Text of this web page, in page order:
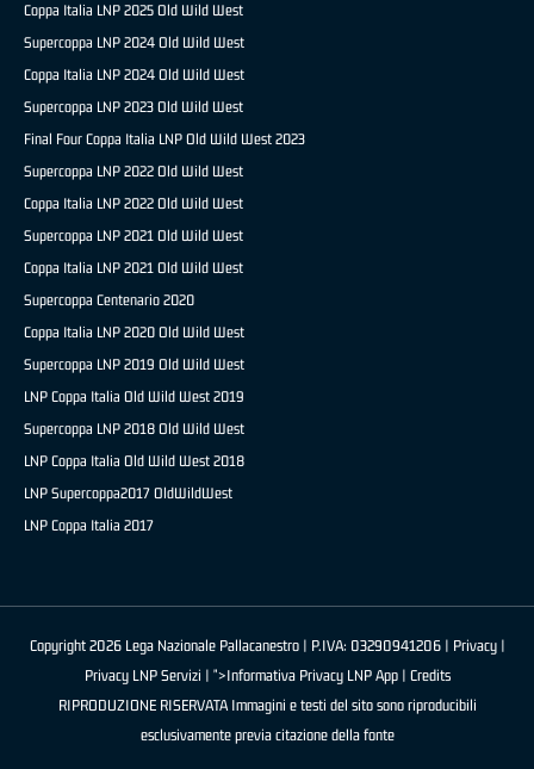
Coppa Italia LNP 2025 Old Wild West
Supercoppa LNP 2024 Old Wild West
Coppa Italia LNP 2024 Old Wild West
Supercoppa LNP 2023 Old Wild West
Final Four Coppa Italia LNP Old Wild West 2023
Supercoppa LNP 2022 Old Wild West
Coppa Italia LNP 2022 Old Wild West
Supercoppa LNP 2021 Old Wild West
Coppa Italia LNP 2021 Old Wild West
Supercoppa Centenario 2020
Coppa Italia LNP 2020 Old Wild West
Supercoppa LNP 2019 Old Wild West
LNP Coppa Italia Old Wild West 2019
Supercoppa LNP 2018 Old Wild West
LNP Coppa Italia Old Wild West 2018
LNP Supercoppa2017 OldWildWest
LNP Coppa Italia 2017
Copyright 2026 Lega Nazionale Pallacanestro | P.IVA: 03290941206 | Privacy|
Privacy LNP Servizi | ">Informativa Privacy LNP App | Credits
RIPRODUZIONE RISERVATA Immagini e testi del sito sono riproducibili
esclusivamente previa citazione della fonte